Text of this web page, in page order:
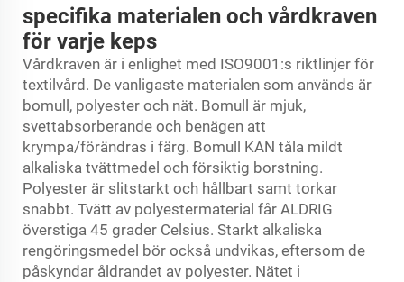
specifika materialen och vårdkraven
för varje keps
Vårdkraven är i enlighet med ISO9001:s riktlinjer för
textilvård. De vanligaste materialen som används är
bomull, polyester och nät. Bomull är mjuk,
svettabsorberande och benägen att
krympa/förändras i färg. Bomull KAN tåla mildt
alkaliska tvättmedel och försiktig borstning.
Polyester är slitstarkt och hållbart samt torkar
snabbt. Tvätt av polyestermaterial får ALDRIG
överstiga 45 grader Celsius. Starkt alkaliska
rengöringsmedel bör också undvikas, eftersom de
påskyndar åldrandet av polyester. Nätet i